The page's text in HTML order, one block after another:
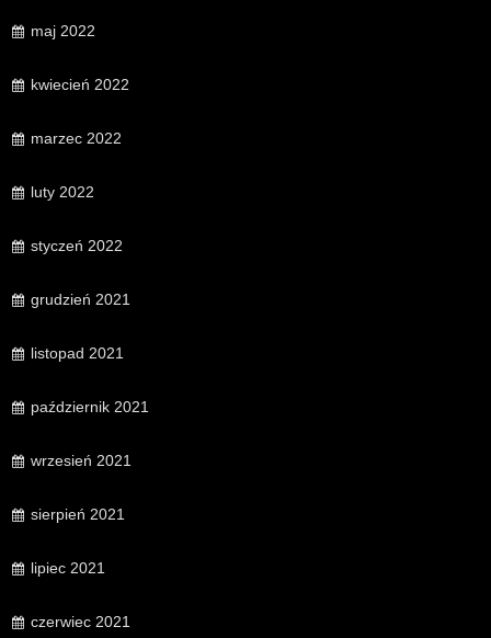
maj 2022
kwiecień 2022
marzec 2022
luty 2022
styczeń 2022
grudzień 2021
listopad 2021
październik 2021
wrzesień 2021
sierpień 2021
lipiec 2021
czerwiec 2021